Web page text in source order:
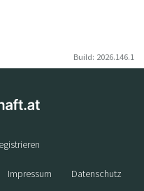
Build: 2026.146.1
Impressum Datenschutz